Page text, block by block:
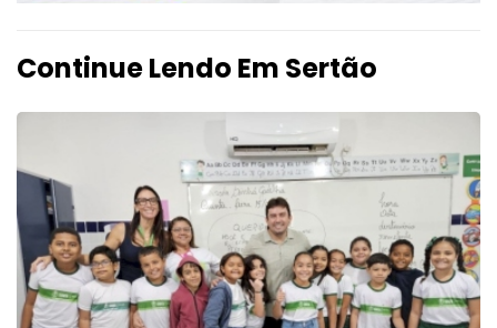
Continue Lendo Em Sertão